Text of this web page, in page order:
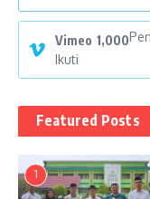
Vimeo 1,000
Ikuti
Featured Posts
1